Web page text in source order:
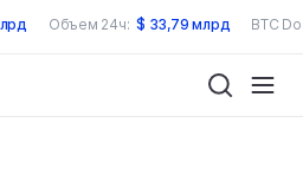
Объем 24ч: $ 33,79 млрд BTC